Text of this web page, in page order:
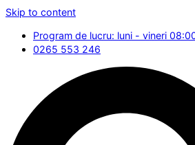
Skip to content
Program de lucru: luni - vineri
0265 553 246